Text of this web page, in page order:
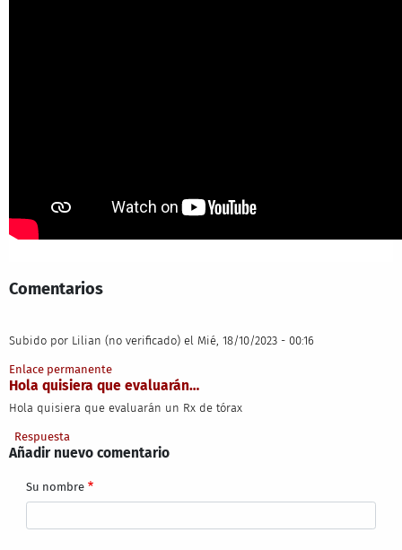
Comentarios
Subido por Lilian (no verificado) el Mié, 18/10/2023 - 00:16
Enlace permanente
Hola quisiera que evaluarán…
Hola quisiera que evaluarán un Rx de tórax
Respuesta
Añadir nuevo comentario
Su nombre